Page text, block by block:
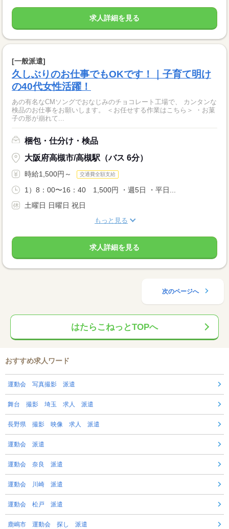
求人詳細を見る
[一般派遣]
久しぶりのお仕事でもOKです！｜子育て明け
の40代女性活躍！
あの有名なCMソングでおなじみのチョコレート工場で、 カンタンな
検品のお仕事をお願いします。 ＜お任せする作業はこちら＞ ・お菓
子の形が崩れて...
梱包・仕分け・検品
大阪府高槻市/高槻駅（バス 6分）
時給1,500円～ 交通費全額支給
1）8：00〜16：40 1,500円 ・週5日 ・平日...
土曜日 日曜日 祝日
もっと見る
求人詳細を見る
次のページへ
はたらこねっとTOPへ
おすすめ求人ワード
運動会 写真撮影 派遣
舞台 撮影 埼玉 求人 派遣
長野県 撮影 映像 求人 派遣
運動会 派遣
運動会 奈良 派遣
運動会 川崎 派遣
運動会 松戸 派遣
鹿嶋市 運動会 探し 派遣